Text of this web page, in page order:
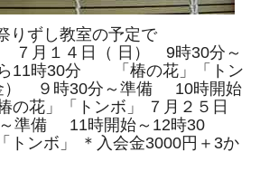
りずし教室の予定で
日（ 日） 9時30分～
11時30分 「椿の花」「トン
） ９時30分～準備 10時開始
花」「トンボ」 ７月２５日
準備 11時開始～12時30
ンボ」 ＊入会金3000円＋3か